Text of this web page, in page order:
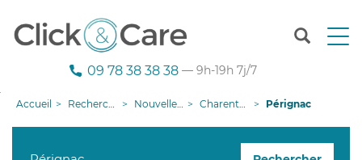
T
n
09 78 38 38 38 — 9h-19h 7j/7
Accueil Recherche aide à domicile Nouvelle-Aquitaine Charente-Maritime Pérignac